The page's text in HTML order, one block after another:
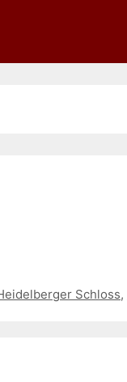
Schloss,